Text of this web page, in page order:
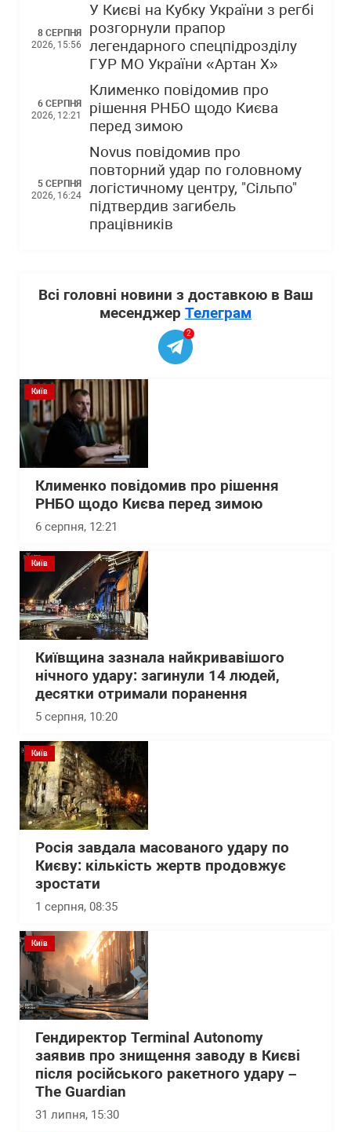
8 СЕРПНЯ
2026, 15:56
У Києві на Кубку України з регбі
розгорнули прапор
легендарного спецпідрозділу
ГУР МО України «Артан Х»
6 СЕРПНЯ
2026, 12:21
Клименко повідомив про
рішення РНБО щодо Києва
перед зимою
5 СЕРПНЯ
2026, 16:24
Novus повідомив про
повторний удар по головному
логістичному центру, "Сільпо"
підтвердив загибель
працівників
Всі головні новини з доставкою в Ваш
месенджер Телеграм
2
Київ
Клименко повідомив про рішення
РНБО щодо Києва перед зимою
6 серпня, 12:21
Київ
Київщина зазнала найкривавішого
нічного удару: загинули 14 людей,
десятки отримали поранення
5 серпня, 10:20
Київ
Росія завдала масованого удару по
Києву: кількість жертв продовжує
зростати
1 серпня, 08:35
Київ
Гендиректор Terminal Autonomy
заявив про знищення заводу в Києві
після російського ракетного удару –
The Guardian
31 липня, 15:30